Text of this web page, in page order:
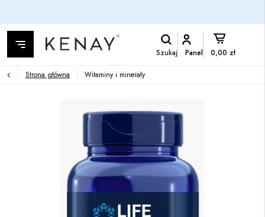
Szukaj Panel 0,00 zł
Strona główna Witaminy i minerały